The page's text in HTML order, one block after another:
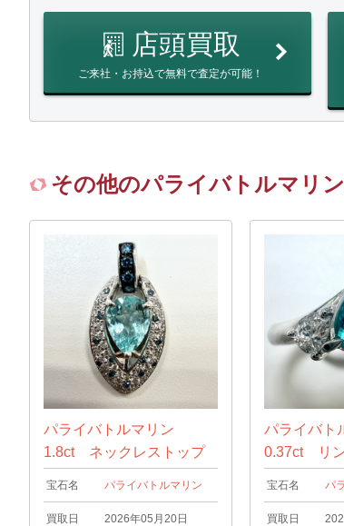
店頭買取
ご来社・お持込で無料で査定が可能！
その他のパライバトルマリ
パライバトルマリン
1.8ct ネックレストップ
宝石名 パライバトルマリン
買取日 2026年05月20日
パライバ
0.37ct リ
宝石名 パ
買取日